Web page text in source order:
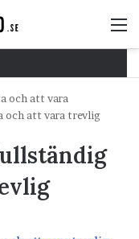
och att vara
och att vara trevlig